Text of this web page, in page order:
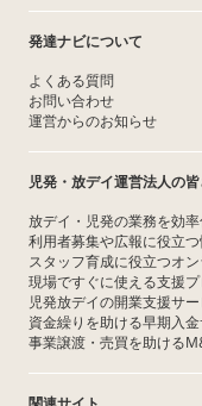
発達ナビについて
よくある質問
お問い合わせ
運営からのお知らせ
児発・放デイ運営法人の
放デイ・児発の業務を効
利用者募集や広報に役立
スタッフ育成に役立つオ
現場ですぐに使える支援
児発放デイの開業支援サ
資金繰りを助ける早期入
事業譲渡・売買を助ける